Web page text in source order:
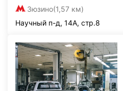
Зюзино(1,57 км)
Научный п-д, 14А, стр.8